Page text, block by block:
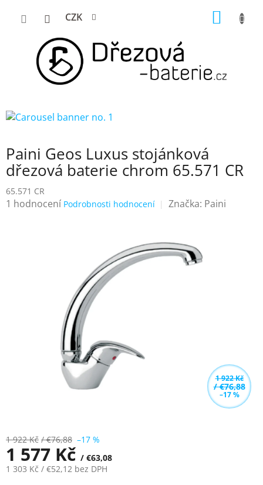
CZK
Paini Geos Luxus stojánková
dřezová baterie chrom 65.571 CR
65.571 CR
Průměrné
1 hodnocení Podrobnosti hodnocení Značka: Paini
1 922 Kč
/ €76,88
–17 %
1 922 Kč / €76,88 –17 %
1 577 Kč / €63,08
1 303 Kč / €52,12 bez DPH